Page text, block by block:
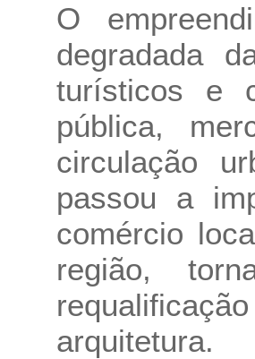
O
degradada
turísticos e
pública,
circulação
passou a
comércio
região,
arquitetura.